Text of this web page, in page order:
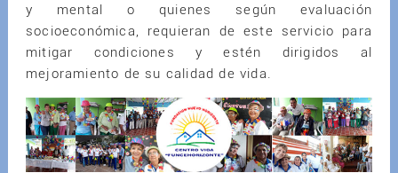
y mental o quienes según evaluación
socioeconómica, requieran de este servicio para
mitigar condiciones y estén dirigidos al
mejoramiento de su calidad de vida.